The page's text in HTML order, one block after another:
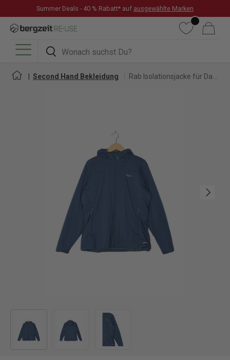
DIREKT ZUM INHALT
Summer Deals - 40 % Rabatt* auf ausgewählte Marken
Suchen
Suchen
WunschlisteWarenkorb
Menü
Second Hand Bekleidung
Nächste